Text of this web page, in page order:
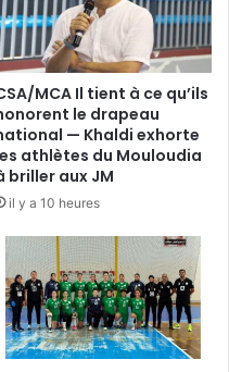
MCA Il tient à ce qu’ils
le drapeau
— Khaldi exhorte
athlètes du Mouloudia
briller aux JM
il y a 10 heures